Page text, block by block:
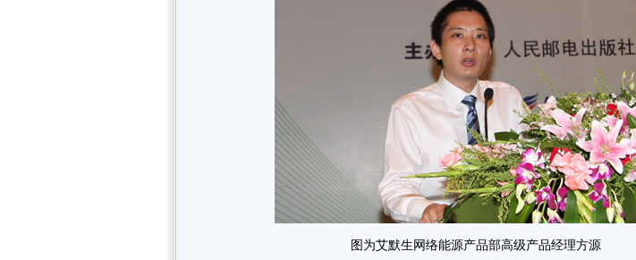
图为艾默生网络能源产品部高级产品经理方源